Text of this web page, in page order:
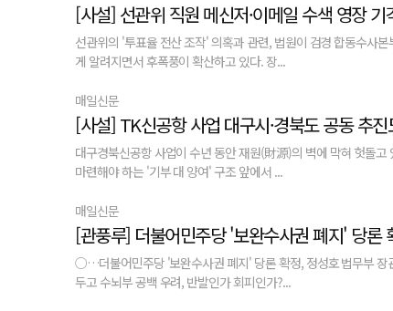
[사설] 선관위 직원 메신저·이메일 수색 영장
선관위의 '투표율 전산 조작' 의혹과 관련, 법원이 검경 합동수사
게 알려지면서 후폭풍이 확산하고 있다. 장...
매일신문
[사설] TK신공항 사업 대구시·경북도 공동 추
대구경북신공항 사업이 수년 동안 재원(財源)의 벽에 막혀 헛돌
마련해야 하는 '기부 대 양여' 구조 앞에서 ...
매일신문
○…더불어민주당 '보완수사권 폐지' 당론 확정, 정성호 법무부 장
두고 수뇌부 공백 우려, 반발인가 회피인가?...